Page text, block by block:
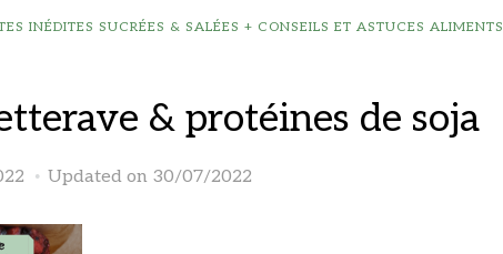
INÉDITES SUCRÉES & SALÉES + CONSEILS ET ASTUCES ALIMENTS
& protéines de soja
Updated on 30/07/2022